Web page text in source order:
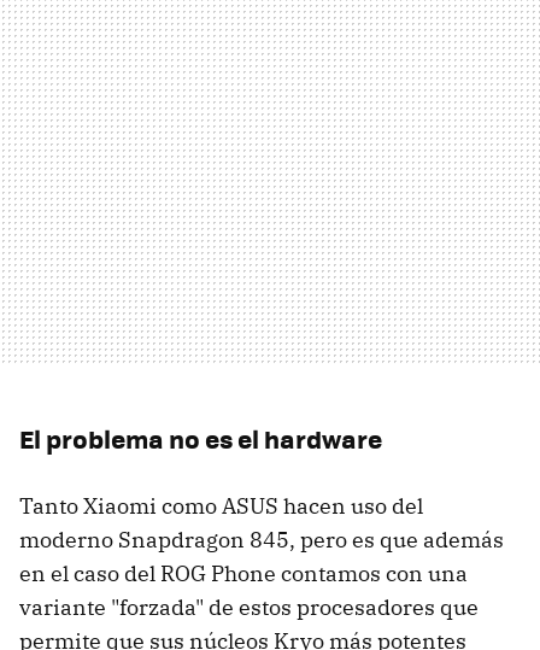
El problema no es el hardware
Tanto Xiaomi como ASUS hacen uso del
moderno Snapdragon 845, pero es que además
en el caso del ROG Phone contamos con una
variante "forzada" de estos procesadores que
permite que sus núcleos Kryo más potentes